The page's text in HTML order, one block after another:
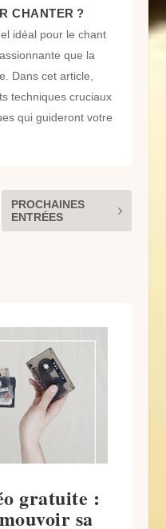
CHANTER ?
idéal pour le chant
que la
Dans cet article,
techniques cruciaux
qui guideront votre
PROCHAINES
ENTRÉES
gratuite :
sa